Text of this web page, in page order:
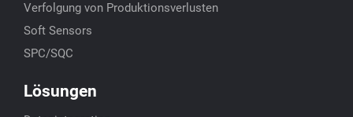
Verfolgung von Produktionsverlusten
Soft Sensors
SPC/SQC
Lösungen